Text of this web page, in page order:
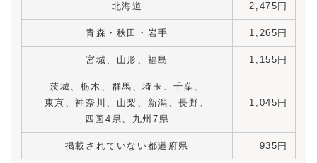
北海道 2,475円
青森・秋田・岩手 1,265円
宮城、山形、福島 1,155円
茨城、栃木、群馬、埼玉、千葉、
東京、神奈川、 山梨、新潟、長野、
四国4県、九州7県
1,045円
掲載されていない都道府県 935円